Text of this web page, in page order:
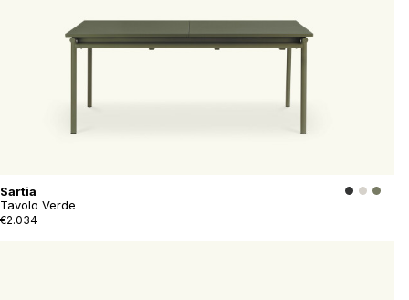
Sartia
Tavolo Verde
€2.034